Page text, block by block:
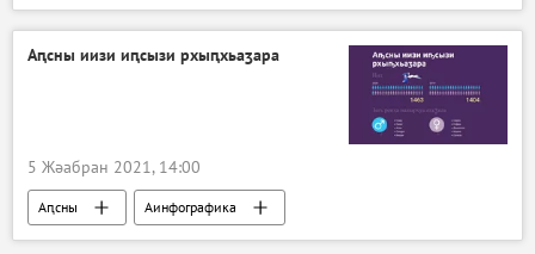
Аԥсны иизи иԥсызи рхыԥхьаӡара
5 Жәабран 2021, 14:00
Аԥсны Аинфографика